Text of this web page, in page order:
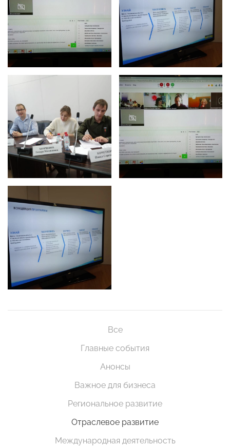
Все
Главные события
Анонсы
Важное для бизнеса
Региональное развитие
Отраслевое развитие
Международная деятельность